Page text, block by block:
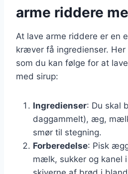
arme riddere
At lave arme riddere er en
kræver få ingredienser.
som du kan følge for at
med sirup:
Ingredienser: Du skal
daggammelt), æg,
smør til stegning.
Forberedelse: Pisk
mælk, sukker og kanel